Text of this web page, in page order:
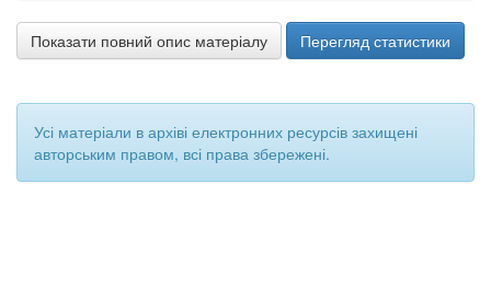
Показати повний опис матеріалу Перегляд статистики
Усі матеріали в архіві електронних ресурсів захищені
авторським правом, всі права збережені.